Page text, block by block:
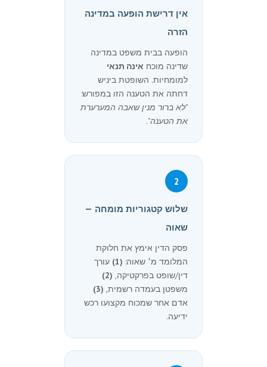
אין דרישת הופעה במדינה
הזרה
הופעה בבית משפט במדינה
שדינה מוכח אינה תנאי
למומחיות. השופטת ביניש
דחתה את הטענה הזו במפורש:
"לא ברור מנין שאבה המערערת
את הטענה".
2
שלוש קטגוריות מומחה —
שאוה
פסק הדין אימץ את חלוקת
המלומד מ׳ שאוה: (1)
עורך
דין/שופט בפרקטיקה, (2)
משפטן בעמדה רשמית, (3)
אדם אחר שמכוח מקצועו רכש
ידיעה.